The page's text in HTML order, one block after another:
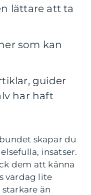
lättare att ta
som kan
guider
har haft
skapar du
insatser.
dem att känna
vardag lite
än